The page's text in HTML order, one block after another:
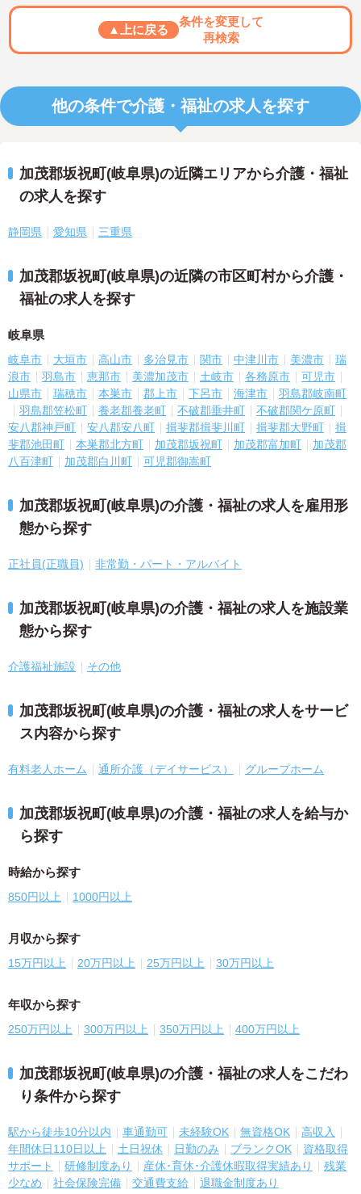
▲上に戻る
条件を変更して
再検索
他の条件で介護・福祉の求人を探す
加茂郡坂祝町(岐阜県)の近隣エリアから介護・福祉
の求人を探す
静岡県 愛知県 三重県
加茂郡坂祝町(岐阜県)の近隣の市区町村から介護・
福祉の求人を探す
岐阜県
岐阜市 大垣市 高山市 多治見市 関市 中津川市 美濃市
瑞
浪市
羽島市 恵那市 美濃加茂市 土岐市 各務原市
可児市
山県市
瑞穂市 本巣市 郡上市 下呂市 海津市
羽島郡岐南町
羽島郡笠松町
養老郡養老町 不破郡垂井町
不破郡関ケ原町
安八郡神戸町
安八郡安八町 揖斐郡揖斐川町 揖斐郡大野町
揖
斐郡池田町
本巣郡北方町 加茂郡坂祝町 加茂郡富加町
加茂郡
八百津町
加茂郡白川町 可児郡御嵩町
加茂郡坂祝町(岐阜県)の介護・福祉の求人を雇用形
態から探す
正社員(正職員) 非常勤・パート・アルバイト
加茂郡坂祝町(岐阜県)の介護・福祉の求人を施設業
態から探す
介護福祉施設 その他
加茂郡坂祝町(岐阜県)の介護・福祉の求人をサービ
ス内容から探す
有料老人ホーム 通所介護（デイサービス） グループホーム
加茂郡坂祝町(岐阜県)の介護・福祉の求人を給与か
ら探す
時給から探す
850円以上 1000円以上
月収から探す
15万円以上 20万円以上 25万円以上 30万円以上
年収から探す
250万円以上 300万円以上 350万円以上 400万円以上
加茂郡坂祝町(岐阜県)の介護・福祉の求人をこだわ
り条件から探す
駅から徒歩10分以内 車通勤可 未経験OK 無資格OK
高収入
年間休日110日以上
土日祝休 日勤のみ ブランクOK
資格取得
サポート
研修制度あり 産休･育休･介護休暇取得実績あり
残業
少なめ
社会保険完備 交通費支給 退職金制度あり